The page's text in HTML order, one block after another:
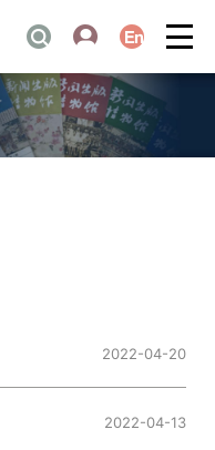
2022-04-20
2022-04-13